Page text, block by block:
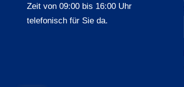
Zeit von 09:00 bis 16:00 Uhr
telefonisch für Sie da.